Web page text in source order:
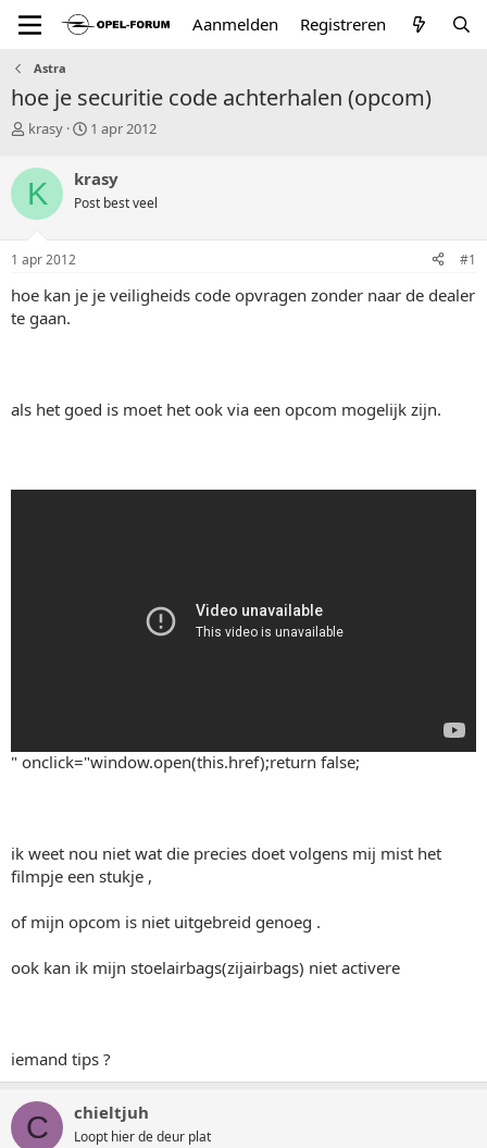
Aanmelden Registreren
Astra
hoe je securitie code achterhalen (opcom)
T
p
i
c
s
a
t
e
krasy
S
r
t
a
m
1 apr 2012
K krasy
Post best veel
1 apr 2012 #1
hoe kan je je veiligheids code opvragen zonder naar de dealer
te gaan.
als het goed is moet het ook via een opcom mogelijk zijn.
" onclick="window.open(this.href);return false;
ik weet nou niet wat die precies doet volgens mij mist het
filmpje een stukje ,
of mijn opcom is niet uitgebreid genoeg .
ook kan ik mijn stoelairbags(zijairbags) niet activere
iemand tips ?
C chieltjuh
Loopt hier de deur plat